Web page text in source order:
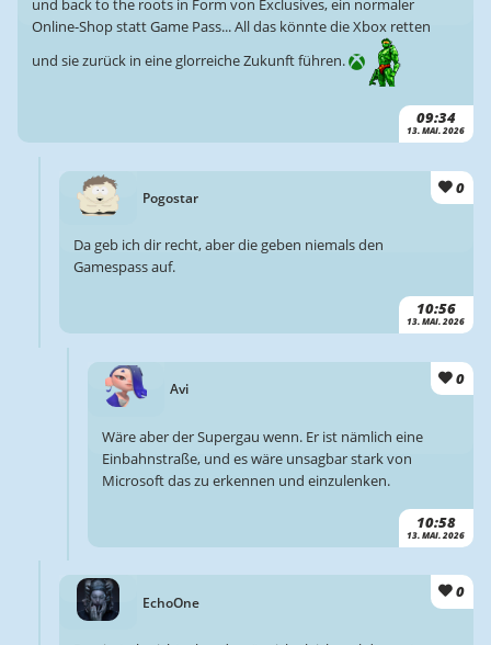
09:34
13. MAI. 2026
und back to the roots in Form von Exclusives, ein normaler
Online-Shop statt Game Pass... All das könnte die Xbox retten
und sie zurück in eine glorreiche Zukunft führen.
Pogostar
0
10:56
13. MAI. 2026
Da geb ich dir recht, aber die geben niemals den
Gamespass auf.
Avi
0
10:58
13. MAI. 2026
Wäre aber der Supergau wenn. Er ist nämlich eine
Einbahnstraße, und es wäre unsagbar stark von
Microsoft das zu erkennen und einzulenken.
EchoOne
0